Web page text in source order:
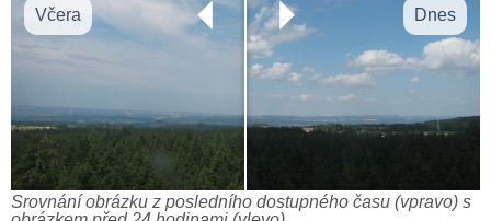
Včera Dnes
Srovnání obrázku z posledního dostupného času (vpravo) s